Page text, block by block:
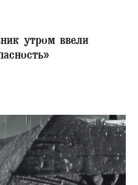
утром ввели